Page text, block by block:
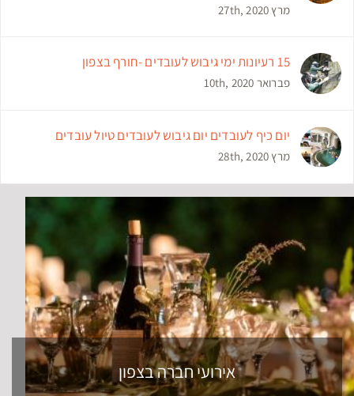
מרץ 27th, 2020
15 רעיונות ימי גיבוש לעובדים -חורף בצפון
פברואר 10th, 2020
יום כיף לעובדים יום גיבוש לעובדים טיול עובדים
מרץ 28th, 2020
אירועי חברה בצפון